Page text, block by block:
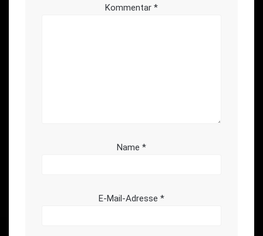
Kommentar *
Name *
E-Mail-Adresse *